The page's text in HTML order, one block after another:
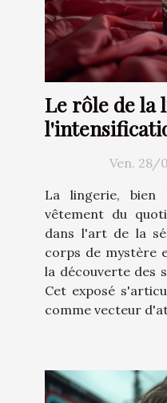
Le rôle de la
l'attraction
Ven. 28/
La lingerie,
vêtement du
dans l'art de la
corps de mystère
la découverte des
Cet exposé
comme vecteur